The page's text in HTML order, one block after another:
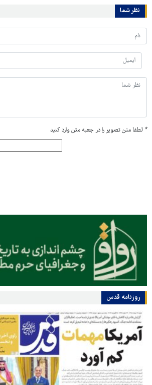
نظر شما
* لطفا متن تصویر را در جعبه متن وارد کنید
روزنامه قدس